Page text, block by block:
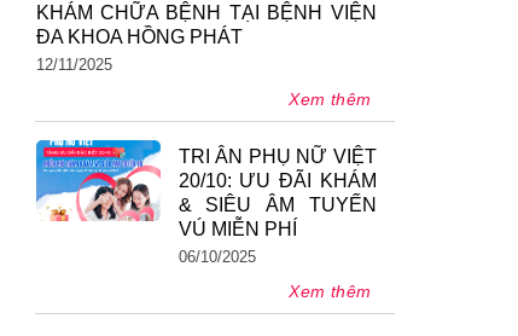
KHÁM CHỮA BỆNH TẠI BỆNH VIỆN
ĐA KHOA HỒNG PHÁT
12/11/2025
Xem thêm
TRI ÂN PHỤ NỮ VIỆT
20/10: ƯU ĐÃI KHÁM
& SIÊU ÂM TUYẾN
VÚ MIỄN PHÍ
06/10/2025
Xem thêm